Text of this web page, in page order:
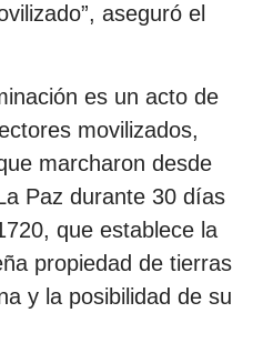
aseguró el
es un acto de
movilizados,
marcharon desde
Paz durante 30 días
que establece la
propiedad de tierras
y la posibilidad de su